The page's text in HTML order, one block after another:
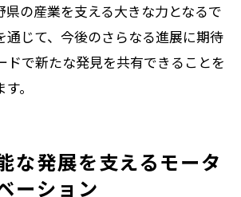
県の産業を支える大きな力となるで
通じて、今後のさらなる進展に期待
ドで新たな発見を共有できることを
。
な発展を支えるモータ
ーション